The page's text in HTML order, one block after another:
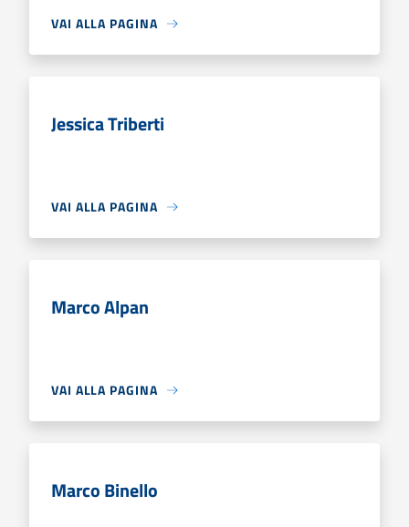
VAI ALLA PAGINA
Jessica Triberti
VAI ALLA PAGINA
Marco Alpan
VAI ALLA PAGINA
Marco Binello